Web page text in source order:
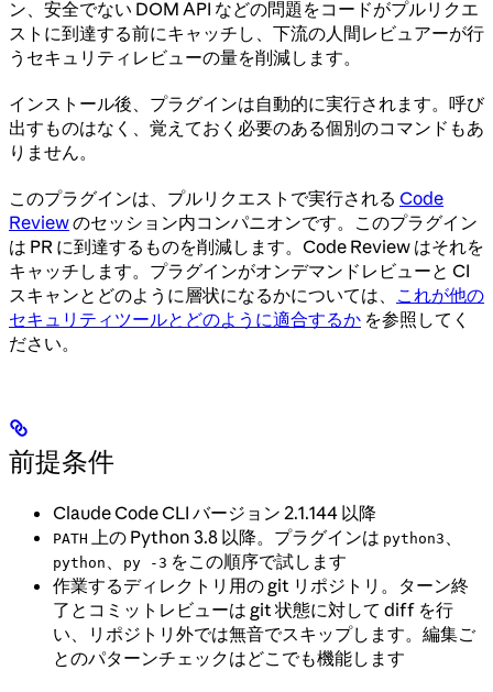
ン、安全でない DOM API などの問題をコードがプルリクエ
ストに到達する前にキャッチし、下流の人間レビュアーが行
うセキュリティレビューの量を削減します。
インストール後、プラグインは自動的に実行されます。呼び
出すものはなく、覚えておく必要のある個別のコマンドもあ
りません。
このプラグインは、プルリクエストで実行される Code
Reviewのセッション内コンパニオンです。このプラグイン
は PR に到達するものを削減します。Code Review はそれを
キャッチします。プラグインがオンデマンドレビューと CI
スキャンとどのように層状になるかについては、 これが他の
セキュリティツールとどのように適合するか を参照してく
ださい。
前提条件
Claude Code CLI バージョン 2.1.144 以降
PATH 上の Python 3.8 以降。プラグインは python3 、
python 、 py -3 をこの順序で試します
作業するディレクトリ用の git リポジトリ。ターン終
了とコミットレビューは git 状態に対して diff を行
い、リポジトリ外では無音でスキップします。編集ご
とのパターンチェックはどこでも機能します